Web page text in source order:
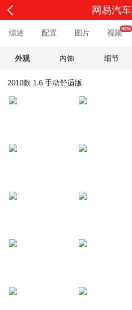
网易汽车
综述 配置 图片 视频
外观 内饰 细节
2010款 1.6 手动舒适版